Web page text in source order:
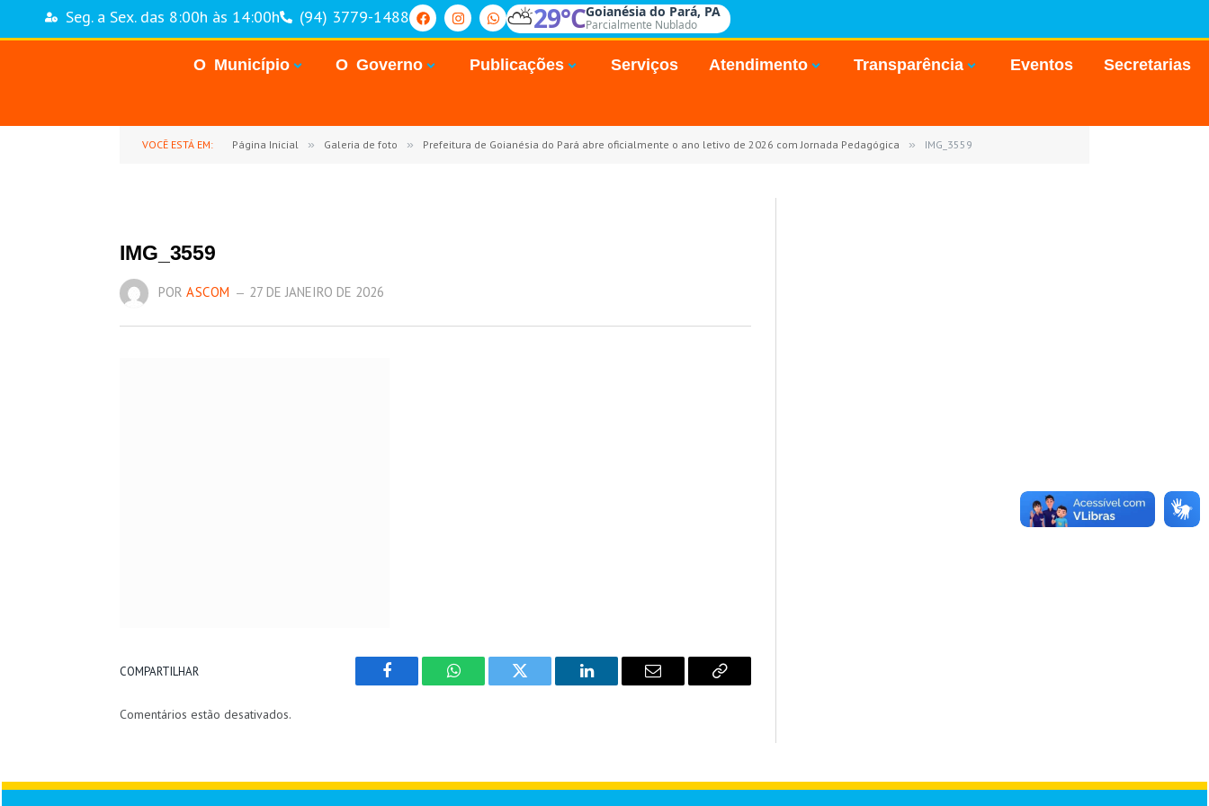
Seg. a Sex. das 8:00h às 14:00h (94) 3779-1488 ⛅29°CGoianésia do Pará, PA
Parcialmente Nublado
O Município O Governo Publicações Serviços Atendimento Transparência Eventos Secretarias
VOCÊ ESTÁ EM: Página Inicial » Galeria de foto » Prefeitura de Goianésia do Pará abre oficialmente o ano letivo de 2026 com Jornada Pedagógica » IMG_3559
IMG_3559
POR ASCOM 27 DE JANEIRO DE 2026
COMPARTILHAR
Facebook WhatsAppTwitter LinkedIn Email
Copy
Comentários estão desativados.